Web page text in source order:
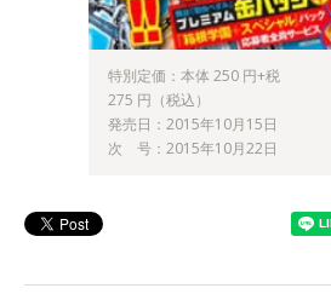
特別定価：本体 250 円+税
275 円（税込）
発売日：2015年10月15日
次 号：2015年10月22日